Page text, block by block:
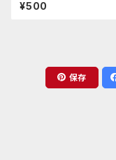
¥500
保存